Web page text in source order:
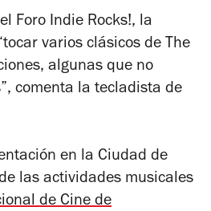
Foro Indie Rocks!, la
varios clásicos de The
algunas que no
comenta la tecladista de
en la Ciudad de
las actividades musicales
de Cine de